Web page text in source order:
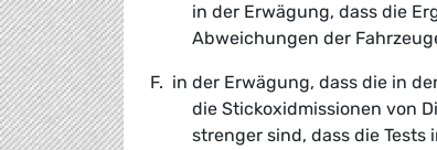
in der Erwägung, dass die
Abweichungen der
F. in der Erwägung, dass die in
die Stickoxidmissionen von
strenger sind, dass die